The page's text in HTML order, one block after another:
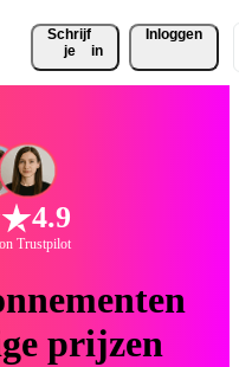
Schrijf
je
in
Inloggen
4.9
Trustpilot
prijzen